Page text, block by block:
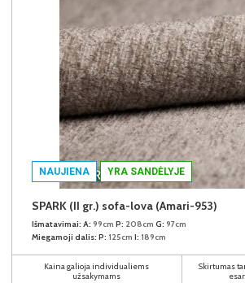
NAUJIENA YRA SANDĖLYJE
SPARK (II gr.) sofa-lova (Amari-953)
Išmatavimai: A: 99cm P: 208cm G: 97cm
Miegamoji dalis: P: 125cm I: 189cm
Kaina galioja individualiems
užsakymams
Skirtumas